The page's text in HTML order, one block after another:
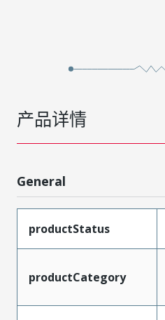
产品详情
General
productStatus
productCategory